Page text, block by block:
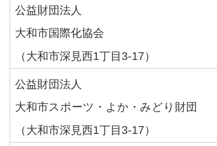
公益財団法人
大和市国際化協会
（大和市深見西1丁目3-17）
公益財団法人
大和市スポーツ・よか・みどり財団
（大和市深見西1丁目3-17）